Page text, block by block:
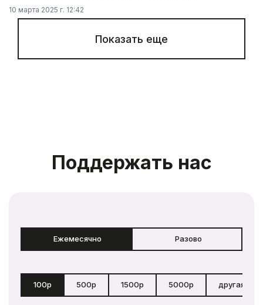
10 марта 2025 г. 12:42
Показать еще
Поддержать нас
Ежемесячно Разово
100р 500р 1500р 5000р другая